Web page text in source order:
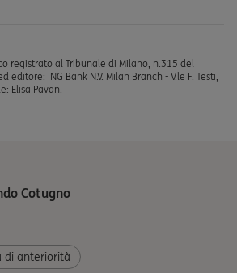
registrato al Tribunale di Milano, n.315 del
ING Bank N.V. Milan Branch - V.le F. Testi,
Elisa Pavan.
Cotugno
di anteriorità